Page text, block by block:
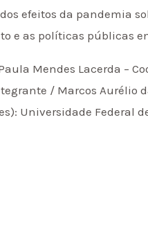
efeitos da pandemia
e as políticas públicas
Mendes Lacerda –
/ Marcos Aurélio
Universidade Federal